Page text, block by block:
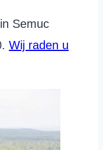
Semuc
Wij raden u